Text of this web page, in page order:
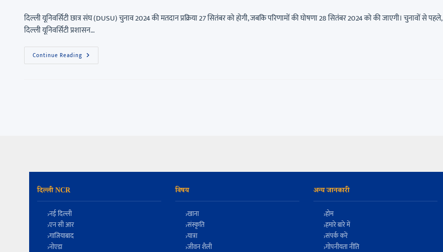
दिल्ली यूनिवर्सिटी छात्र संघ (DUSU) चुनाव 2024 की मतदान प्रक्रिया 27 सितंबर को होगी, जबकि परिणामों की घोषणा 28 सितंबर 2024 को की जाएगी। चुनावों से पहले,
दिल्ली यूनिवर्सिटी प्रशासन…
Continue Reading
दिल्ली NCR
नई दिल्ली
एन सी आर
गाजियाबाद
नोएडा
विषय
खाना
संस्कृति
यात्रा
जीवन शैली
अन्य जानकारी
होम
हमारे बारे में
संपर्क करें
गोपनीयता नीति